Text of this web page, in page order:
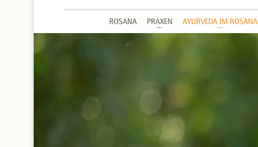
ROSANA PRAXEN AYURVEDA IM ROSANA